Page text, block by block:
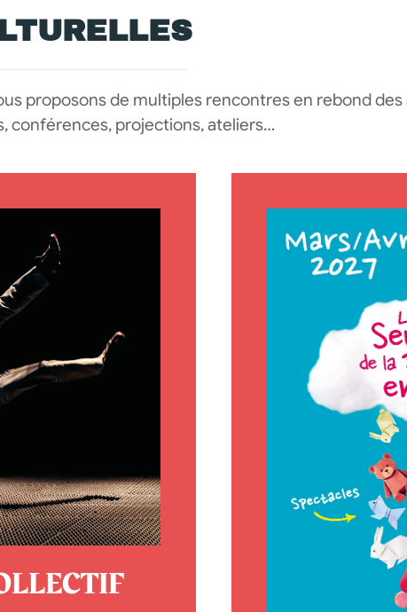
proposons de multiples rencontres en rebond
conférences, projections, ateliers…